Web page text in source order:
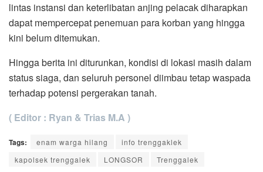
lintas instansi dan keterlibatan anjing pelacak diharapkan
dapat mempercepat penemuan para korban yang hingga
kini belum ditemukan.
Hingga berita ini diturunkan, kondisi di lokasi masih dalam
status siaga, dan seluruh personel diimbau tetap waspada
terhadap potensi pergerakan tanah.
( Editor : Ryan & Trias M.A )
Tags: enam warga hilang
info trenggaklek
kapolsek trenggalek
LONGSOR Trenggalek